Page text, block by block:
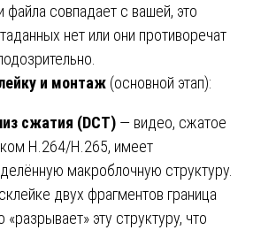
файла совпадает с вашей, это
нет или они противоречат
и монтаж (основной этап):
сжатия (DCT) — видео, сжатое
H.264/H.265, имеет
макроблочную структуру.
двух фрагментов граница
«разрывает» эту структуру, что